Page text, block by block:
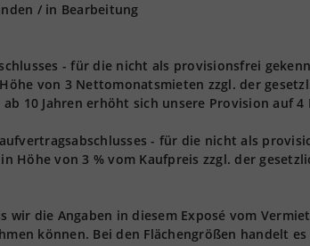
/ in Bearbeitung
- für die nicht als provisionsfrei
von 3 Nettomonatsmieten zzgl. der
10 Jahren erhöht sich unsere Provision auf
- für die nicht als
Höhe von 3 % vom Kaufpreis zzgl. der
wir die Angaben in diesem Exposé vom
können. Bei den Flächengrößen handelt es